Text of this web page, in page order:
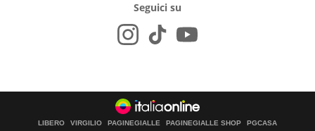
Seguici su
LIBERO VIRGILIO PAGINEGIALLE PAGINEGIALLE SHOP PGCASA